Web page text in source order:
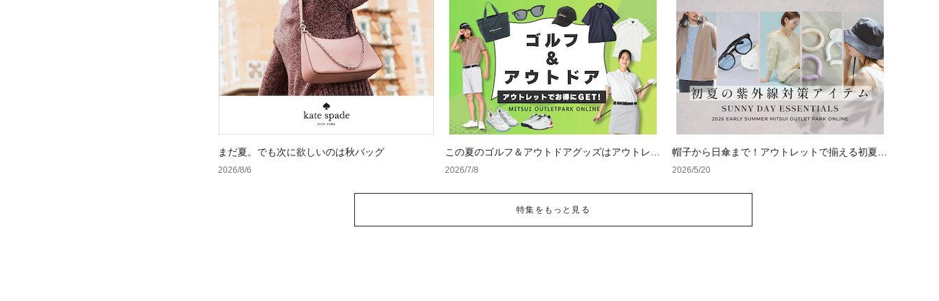
まだ夏。でも次に欲しいのは秋バッグ
2026/8/6
この夏のゴルフ＆アウトドアグッズはアウトレッ
トでお得に揃えよう♪
2026/7/8
帽子から日傘まで！アウトレットで揃える初夏の
紫外線対策アイテム
2026/5/20
特集をもっと見る